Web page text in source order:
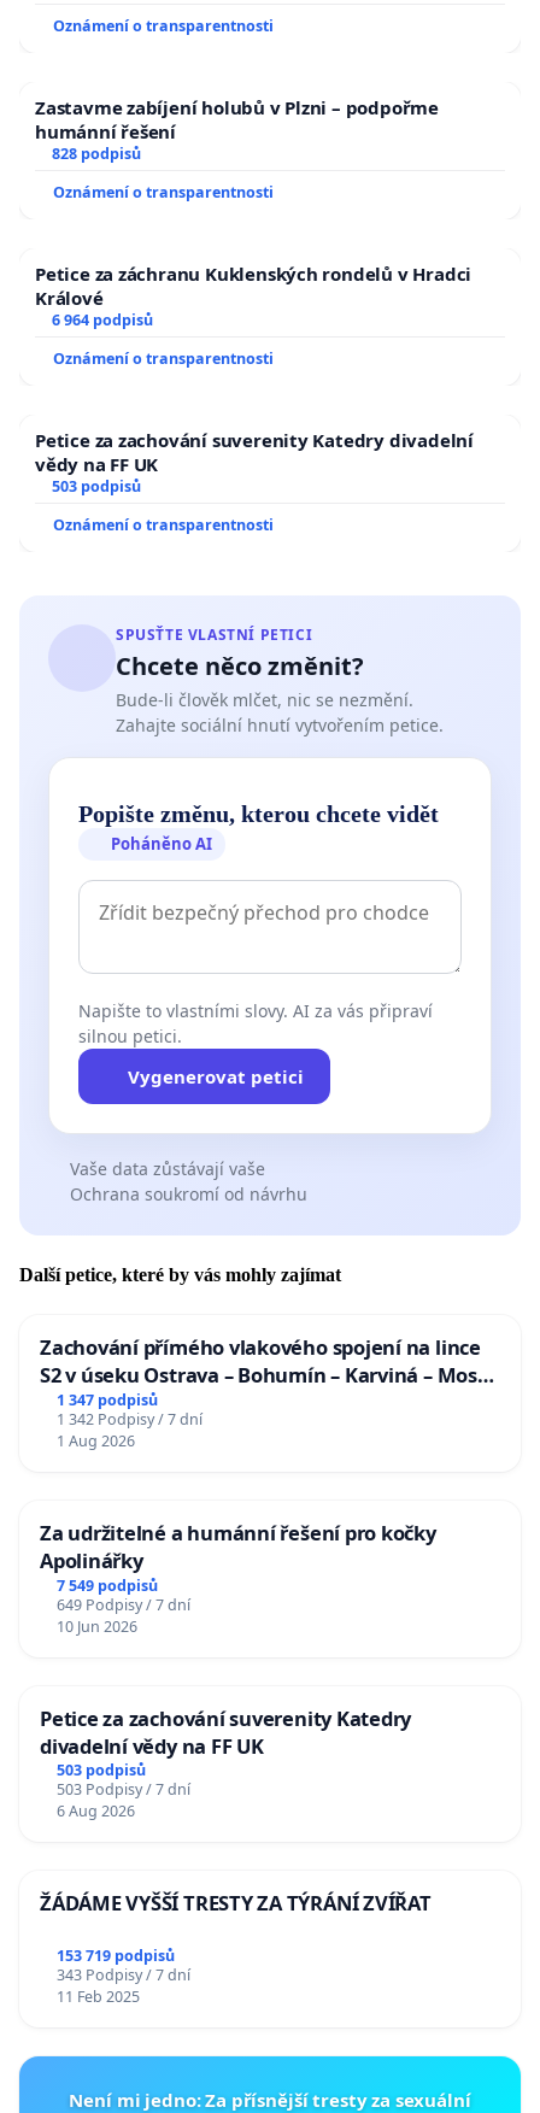
Oznámení o transparentnosti
Zastavme zabíjení holubů v Plzni – podpořme
humánní řešení
828 podpisů
Oznámení o transparentnosti
Petice za záchranu Kuklenských rondelů v Hradci
Králové
6 964 podpisů
Oznámení o transparentnosti
Petice za zachování suverenity Katedry divadelní
vědy na FF UK
503 podpisů
Oznámení o transparentnosti
SPUSŤTE VLASTNÍ PETICI
Chcete něco změnit?
Bude-li člověk mlčet, nic se nezmění.
Zahajte sociální hnutí vytvořením petice.
Popište změnu, kterou chcete vidět
Poháněno AI
Napište to vlastními slovy. AI za vás připraví
silnou petici.
Vygenerovat petici
Vaše data zůstávají vaše
Ochrana soukromí od návrhu
Další petice, které by vás mohly zajímat
Zachování přímého vlakového spojení na lince
S2 v úseku Ostrava – Bohumín – Karviná – Mosty
u Jablunkova
1 347 podpisů
1 342 Podpisy / 7 dní
1 Aug 2026
Za udržitelné a humánní řešení pro kočky
Apolinářky
7 549 podpisů
649 Podpisy / 7 dní
10 Jun 2026
Petice za zachování suverenity Katedry
divadelní vědy na FF UK
503 podpisů
503 Podpisy / 7 dní
6 Aug 2026
ŽÁDÁME VYŠŠÍ TRESTY ZA TÝRÁNÍ ZVÍŘAT
153 719 podpisů
343 Podpisy / 7 dní
11 Feb 2025
Není mi jedno: Za přísnější tresty za sexuální